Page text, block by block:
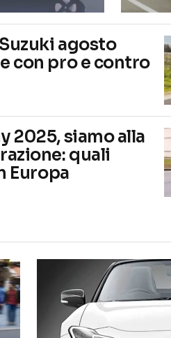
agosto
con pro e contro
2025, siamo alla
quali
Europa